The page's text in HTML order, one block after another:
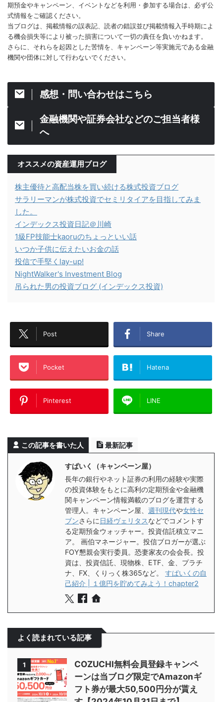
期預金やキャンペーン、イベントなどを利用・参加する場合は、必ず公
式情報をご確認ください。
当ブログは、掲載情報の誤表記、読者の錯誤並び掲載情報入手時期によ
る機会損失等により被った損害について一切の責任を負いかねます。
さらに、それらを起因とした苦情を、キャンペーン等実施元である金融
機関や団体に対して行わないでください。
感想・問い合わせはこちら
金融機関や証券会社などのご担当者様
へ
オススメの資産運用ブログ
株主優待と高配当株を買い続ける株式投資ブログ
サラリーマンが株式投資でセミリタイアを目指してみま
した。
インデックス投資日記＠川崎
1級FP技能士kaoruのちょっといい話
いつか子供に伝えたいお金の話
投信で手堅くlay-up!
NightWalker's Investment Blog
吊られた男の投資ブログ (インデックス投資)
Post Share
Pocket Hatena
Pinterest LINE
この記事を書いた人 最新記事
すぱいく（キャンペーン屋）
長年の銀行やネット証券の利用の経験や実際
の投資体験をもとに高利の定期預金や金融機
関キャンペーン情報満載のブログを運営する
管理人。キャンペーン屋、 週刊現代や女性セ
ブンさらに 日経ヴェリタスなどでコメントす
る定期預金ウォッチャー。投資信託積立マニ
ア。 画伯マネージャー。投信ブロガーが選ぶ
FOY懇親会実行委員。恐妻家友の会会長。投
資は、投資信託、現物株、ETF、金、プラチ
ナ、FX、くりっく株365など。 すぱいくの自
己紹介 | １億円を貯めてみよう！chapter2
よく読まれている記事
1
COZUCHI無料会員登録キャンペ
ーンは当ブログ限定でAmazonギ
フト券が最大50,500円分が貰え